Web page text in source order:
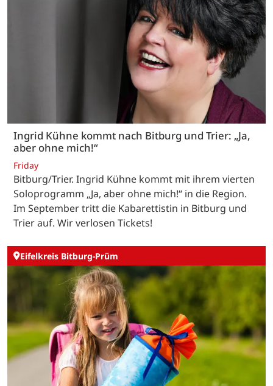
Ingrid Kühne kommt nach Bitburg und Trier: „Ja,
aber ohne mich!“
Friday
Bitburg/Trier. Ingrid Kühne kommt mit ihrem vierten
Soloprogramm „Ja, aber ohne mich!“ in die Region.
Im September tritt die Kabarettistin in Bitburg und
Trier auf. Wir verlosen Tickets!
Eifelkreis Bitburg-Prüm